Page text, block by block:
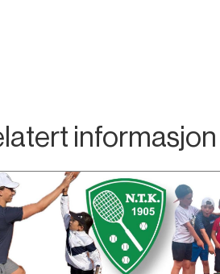
informasjon